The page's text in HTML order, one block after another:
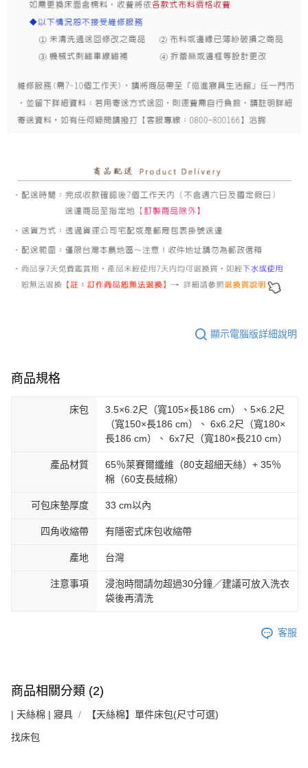
顯示電腦版詳細說明
商品規格
床包
3.5×6.2尺（寬105×長186 cm）、5×6.2尺
（寬150×長186 cm）、 6x6.2尺（寬180×
長186 cm）、 6x7尺（寬180×長210 cm）
產品材質
65％萊賽爾纖維（80支超細天絲）+ 35％
棉（60支長絨棉）
可包床墊厚度 33 cm以內
四角收縮帶 有隱密式床包收縮帶
產地 台灣
注意事項
浸泡時間請勿超過30分鐘／建議可放入洗衣
袋後再清洗
客服
商品相關分類 (2)
| 天絲棉 | 寢具 【天絲棉】單件床包(尺寸可選)
找床包